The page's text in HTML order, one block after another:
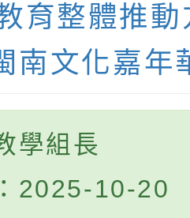
育整體推動
南文化嘉年
學組長
2025-10-20